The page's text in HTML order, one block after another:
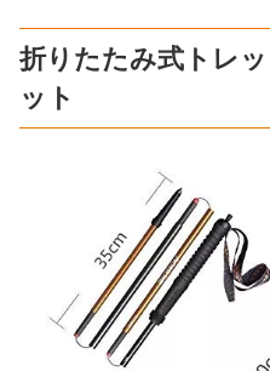
折りたたみ式トレ
ット